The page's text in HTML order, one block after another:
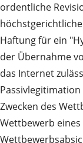
ordentliche
Haftung für ein
der Übernahme
das Internet
Zwecken des
Wettbewerb